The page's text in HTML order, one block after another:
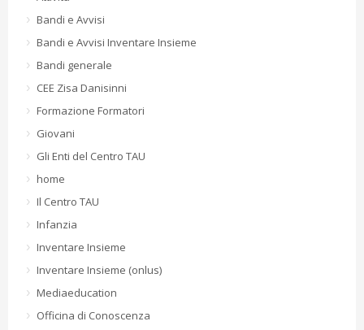
Bandi e Avvisi
Bandi e Avvisi Inventare Insieme
Bandi generale
CEE Zisa Danisinni
Formazione Formatori
Giovani
Gli Enti del Centro TAU
home
Il Centro TAU
Infanzia
Inventare Insieme
Inventare Insieme (onlus)
Mediaeducation
Officina di Conoscenza